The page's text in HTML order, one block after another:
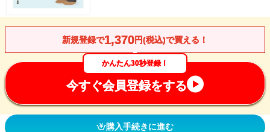
新規登録で1,370円(税込)で買える！
かんたん30秒登録！
今すぐ会員登録をする
購入手続きに進む